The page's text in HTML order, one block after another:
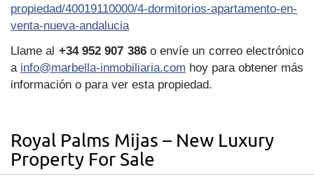
propiedad/40019110000/4-dormitorios-apartamento-en-
venta-nueva-andalucia
Llame al +34 952 907 386o envíe un correo electrónico
a info@marbella-inmobiliaria.com hoy para obtener más
información o para ver esta propiedad.
Royal Palms Mijas – New Luxury
Property For Sale